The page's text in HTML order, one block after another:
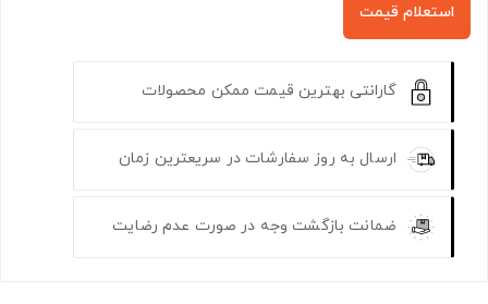
استعلام قیمت
گارانتی بهترین قیمت ممکن محصولات
ارسال به روز سفارشات در سریعترین زمان
ضمانت بازگشت وجه در صورت عدم رضایت